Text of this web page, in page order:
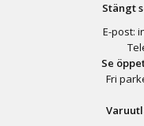
Stängt
E-post:
Se
Fri